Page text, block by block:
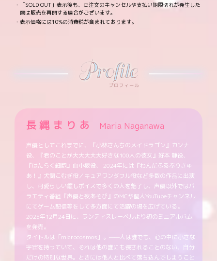
・「SOLD OUT」表示後も、ご注文のキャンセルや支払い期限切れが発生した
際は販売を再開する場合がございます。
・表示価格には10%の消費税が含まれております。
長縄まりあ Maria Naganawa
声優としてこれまでに、『小林さんちのメイドラゴン』カンナ
役、『君のことが大大大大大好きな100人の彼女』好本 静役、
『はたらく細胞』血小板役、 2024年には『わんだふるぷりきゅ
あ！』犬飼こむぎ役／キュアワンダフル役など多数の作品に出演
し、可愛らしい癒しボイスで多くの人を魅了し、声優以外ではバ
ラエティ番組『声優と夜あそび』のMCや個人YouTubeチャンネル
にてゲーム配信等をして多方面にて活躍の場を広げている。
2025年12月24日に、ランティスレーベルより初のミニアルバム
を発売。
タイトルは「microcosmos」。——人は誰でも、心の中に小さな
宇宙を持っていて、それは他の誰にも侵されることのない、自分
だけの特別な世界。ときには他人と比べて落ち込んでしまうこと